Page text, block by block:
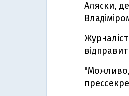
Аляски,
"Можливо,